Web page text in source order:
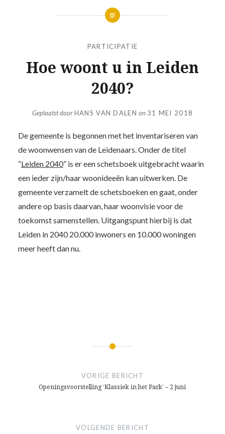
PARTICIPATIE
Hoe woont u in Leiden
2040?
Geplaatst doorHANS VAN DALEN on 31 MEI 2018
De gemeente is begonnen met het inventariseren van
de woonwensen van de Leidenaars. Onder de titel
“Leiden 2040” is er een schetsboek uitgebracht waarin
een ieder zijn/haar woonideeën kan uitwerken. De
gemeente verzamelt de schetsboeken en gaat, onder
andere op basis daarvan, haar woonvisie voor de
toekomst samenstellen. Uitgangspunt hierbij is dat
Leiden in 2040 20.000 inwoners en 10.000 woningen
meer heeft dan nu.
VORIGE BERICHT
Openingsvoorstelling ‘Klassiek in het Park’ – 2 juni
VOLGENDE BERICHT